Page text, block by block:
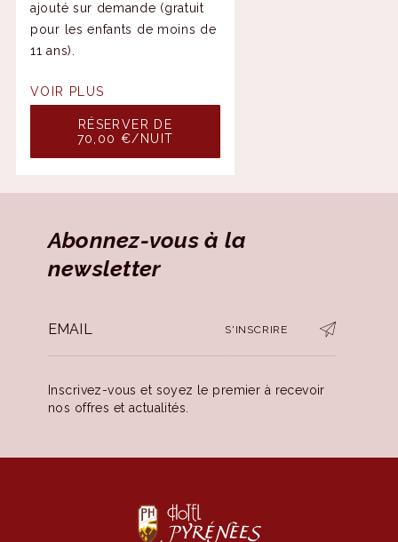
ajouté sur demande (gratuit
pour les enfants de moins de
11 ans).
VOIR PLUS
RÉSERVER DE
70,00 €/NUIT
Abonnez-vous à la
newsletter
S'INSCRIRE
Inscrivez-vous et soyez le premier à recevoir
nos offres et actualités.